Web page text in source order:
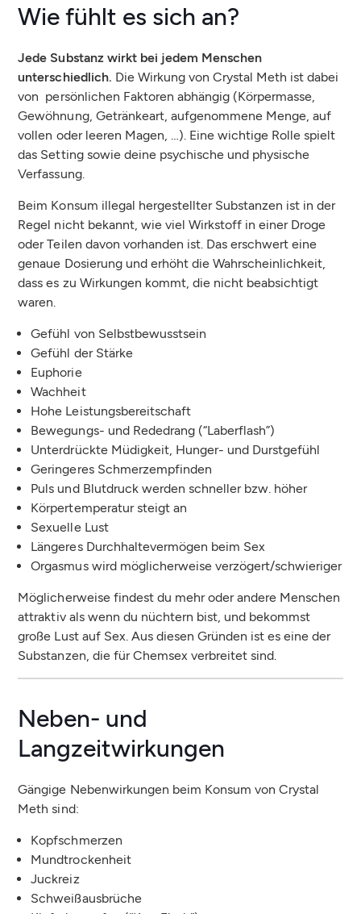
Wie fühlt es sich an?
Jede Substanz wirkt bei jedem Menschen
unterschiedlich. Die Wirkung von Crystal Meth ist dabei
von persönlichen Faktoren abhängig (Körpermasse,
Gewöhnung, Getränkeart, aufgenommene Menge, auf
vollen oder leeren Magen, …). Eine wichtige Rolle spielt
das Setting sowie deine psychische und physische
Verfassung.
Beim Konsum illegal hergestellter Substanzen ist in der
Regel nicht bekannt, wie viel Wirkstoff in einer Droge
oder Teilen davon vorhanden ist. Das erschwert eine
genaue Dosierung und erhöht die Wahrscheinlichkeit,
dass es zu Wirkungen kommt, die nicht beabsichtigt
waren.
Gefühl von Selbstbewusstsein
Gefühl der Stärke
Euphorie
Wachheit
Hohe Leistungsbereitschaft
Bewegungs- und Rededrang (“Laberflash”)
Unterdrückte Müdigkeit, Hunger- und Durstgefühl
Geringeres Schmerzempfinden
Puls und Blutdruck werden schneller bzw. höher
Körpertemperatur steigt an
Sexuelle Lust
Längeres Durchhaltevermögen beim Sex
Orgasmus wird möglicherweise verzögert/schwieriger
Möglicherweise findest du mehr oder andere Menschen
attraktiv als wenn du nüchtern bist, und bekommst
große Lust auf Sex. Aus diesen Gründen ist es eine der
Substanzen, die für Chemsex verbreitet sind.
Neben- und
Langzeitwirkungen
Gängige Nebenwirkungen beim Konsum von Crystal
Meth sind:
Kopfschmerzen
Mundtrockenheit
Juckreiz
Schweißausbrüche